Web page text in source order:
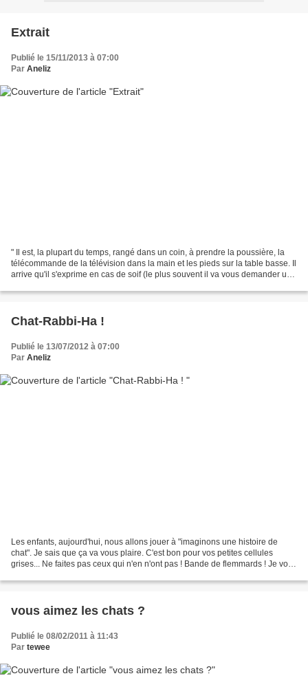
Extrait
Publié le 15/11/2013 à 07:00
Par Aneliz
" Il est, la plupart du temps, rangé dans un coin, à prendre la poussière, la
télécommande de la télévision dans la main et les pieds sur la table basse. Il
arrive qu'il s'exprime en cas de soif (le plus souvent il va vous demander une
Chat-Rabbi-Ha !
Publié le 13/07/2012 à 07:00
Par Aneliz
Les enfants, aujourd'hui, nous allons jouer à "imaginons une histoire de
chat". Je sais que ça va vous plaire. C'est bon pour vos petites cellules
grises... Ne faites pas ceux qui n'en n'ont pas ! Bande de flemmards ! Je vous
vous aimez les chats ?
Publié le 08/02/2011 à 11:43
Par tewee